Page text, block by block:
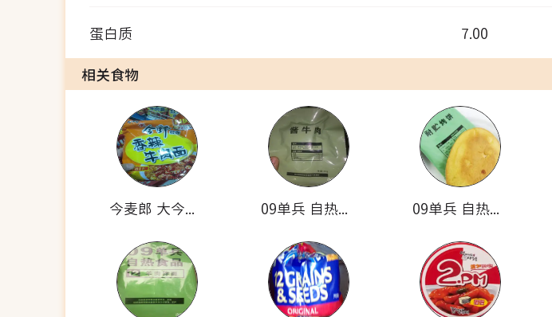
蛋白质 7.00
相关食物
今麦郎 大今野拉面 香辣牛肉面 09单兵 自热米饭套餐(酱牛肉) 09单兵 自热米饭套餐(耐贮烤饼)